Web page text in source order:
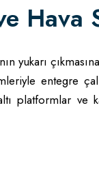
Hava
yukarı
entegre
platformlar ve